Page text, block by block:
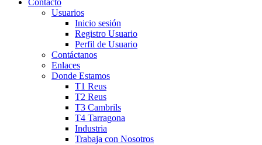
Contacto
Usuarios
Inicio sesión
Registro Usuario
Perfil de Usuario
Contáctanos
Enlaces
Donde Estamos
T1 Reus
T2 Reus
T3 Cambrils
T4 Tarragona
Industria
Trabaja con Nosotros